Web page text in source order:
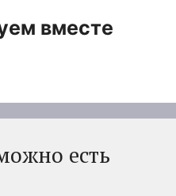
вместе
есть